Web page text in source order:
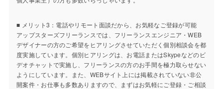
■ メリット3：電話やリモート面談だから、お気軽なご登録が可能
アップスターズフリーランスでは、フリーランスエンジニア・WEB
デザイナーの方のご希望をヒアリングさせていただく個別相談会を都
度実施しています。個別ヒアリングは、お電話またはSkypeなどのビ
デオチャットで実施し、フリーランスの方のお手間を極力取らせない
ようにしています。また、WEBサイト上には掲載されていない非公
開案件・お仕事も多数ありますので、まずはお気軽にご登録・ご相談